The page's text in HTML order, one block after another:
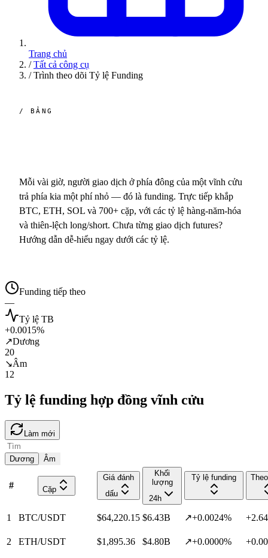
Trang chủ
/ Tất cả công cụ
/ Trình theo dõi Tỷ lệ Funding
/ BẢNG
Mỗi vài giờ, người giao dịch ở phía đông của một vĩnh cửu
trả phía kia một phí nhỏ — đó là funding. Trực tiếp khắp
BTC, ETH, SOL và 700+ cặp, với các tỷ lệ hàng-năm-hóa
và thiên-lệch long/short. Chưa từng giao dịch futures?
Hướng dẫn dễ-hiểu ngay dưới các tỷ lệ.
Funding tiếp theo
—
Tỷ lệ TB
+0.0015%
↗Dương
20
↘Âm
12
Tỷ lệ funding hợp đồng vĩnh cửu
Làm mới
Dương Âm
# Cặp
Giá đánh
dấu
Khối
lượng
24h
Tỷ lệ funding
1 BTC/USDT $64,220.15 $6.43B ↗+0.0024% +2.64
2 ETH/USDT $1,895.36 $4.80B ↗+0.0000% +0.00